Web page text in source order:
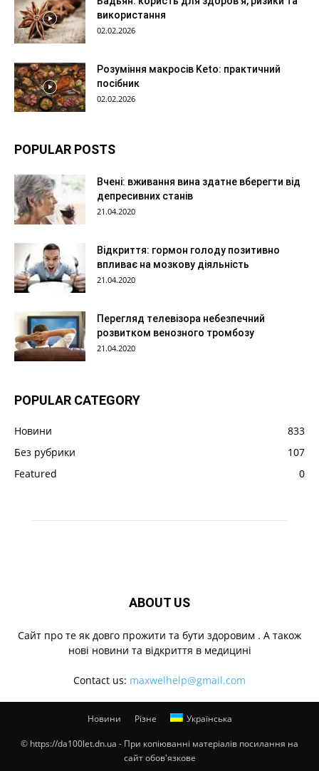
використання
02.02.2026
Розуміння макросів Keto: практичний
посібник
02.02.2026
POPULAR POSTS
Вчені: вживання вина здатне вберегти від
депресивних станів
21.04.2020
Відкриття: гормон голоду позитивно
впливає на мозкову діяльність
21.04.2020
Перегляд телевізора небезпечний
розвитком венозного тромбозу
21.04.2020
POPULAR CATEGORY
Новини
833
Без рубрики
107
Featured
0
ABOUT US
Cайт про те як довго прожити та бути здоровим . А також
нові новини та відкриття в медицині
Contact us: maxwelhelp@gmail.com
Новини Різне Українська
© https://da100let.dn.ua - При копіюванні матеріалів посилання на
сайт обов'язкове